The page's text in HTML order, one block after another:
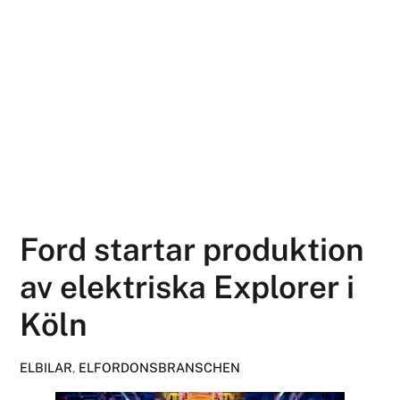
Ford startar produktion
av elektriska Explorer i
Köln
ELBILAR, ELFORDONSBRANSCHEN